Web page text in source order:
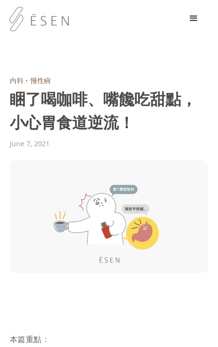
內科・慢性病
睏了喝咖啡、嘴饞吃甜點，
小心胃食道逆流！
June 7, 2021
本篇重點：